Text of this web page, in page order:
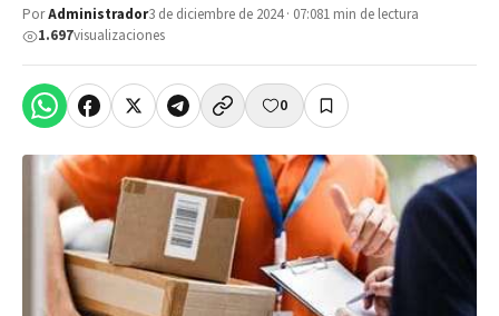
PorAdministrador3 de diciembre de 2024 · 07:081 min de lectura
1.697visualizaciones
0